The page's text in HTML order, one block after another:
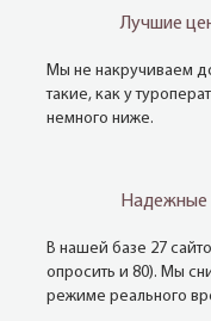
Лучшие
Мы не накручиваем
такие, как у
немного ниже.
Надежные
В нашей базе 27
опросить и 80). Мы
режиме реального